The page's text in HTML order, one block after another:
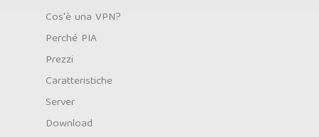
Cos'è una VPN?
Perché PIA
Prezzi
Caratteristiche
Server
Download